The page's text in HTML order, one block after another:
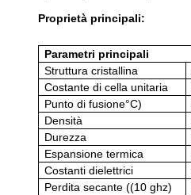
Proprietà principali:
Parametri principali
Struttura cristallina
Costante di cella unitaria
Punto di fusione°C)
Densità
Durezza
Espansione termica
Costanti dielettrici
Perdita secante ((10 ghz)